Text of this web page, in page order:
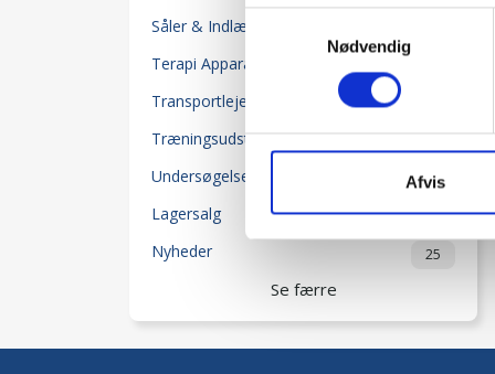
Samtykkevalg
Nødvendig
Afvis
Såler & Indlæg
Terapi Apparater
Transportleje-Senge
Træningsudstyr
Undersøgelsesudstyr 55
Lagersalg 80
Nyheder 25
Se færre